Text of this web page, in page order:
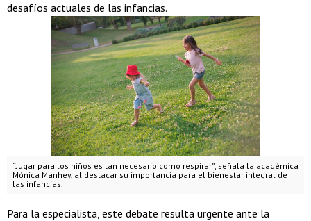
desafíos actuales de las infancias.
“Jugar para los niños es tan necesario como respirar”, señala la académica
Mónica Manhey, al destacar su importancia para el bienestar integral de
las infancias.
Para la especialista, este debate resulta urgente ante la